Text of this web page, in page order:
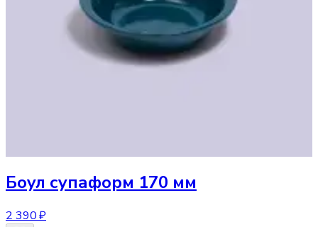
Боул супаформ 170 мм
2 390 ₽